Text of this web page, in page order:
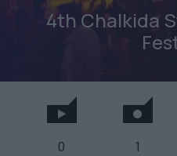
4th Chalkida
0 1